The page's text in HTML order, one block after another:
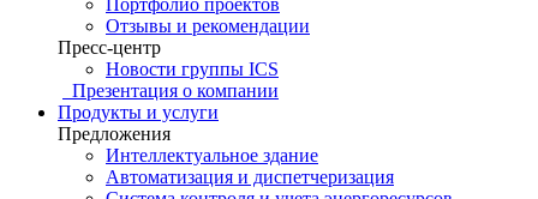
Отзывы и рекомендации
Пресс-центр
Новости группы ICS
Презентация о компании
Продукты и услуги
Предложения
Интеллектуальное здание
Автоматизация и диспетчеризация